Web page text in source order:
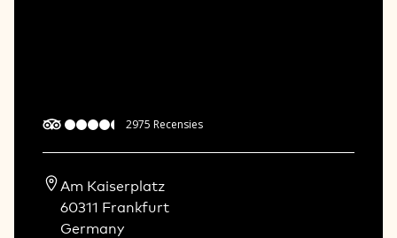
2975 Recensies
Am Kaiserplatz
60311 Frankfurt
Germany